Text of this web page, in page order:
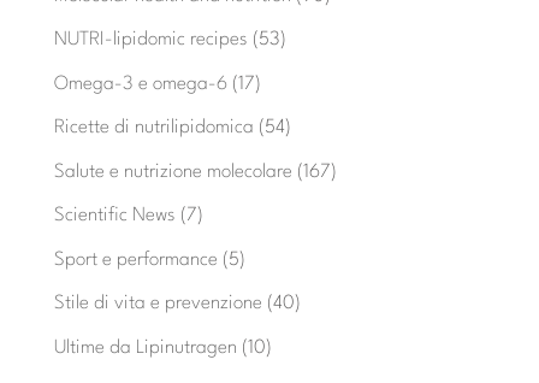
NUTRI-lipidomic recipes (53)
Omega-3 e omega-6(17)
Ricette di nutrilipidomica (54)
Salute e nutrizione molecolare (167)
Scientific News (7)
Sport e performance (5)
Stile di vita e prevenzione (40)
Ultime da Lipinutragen (10)